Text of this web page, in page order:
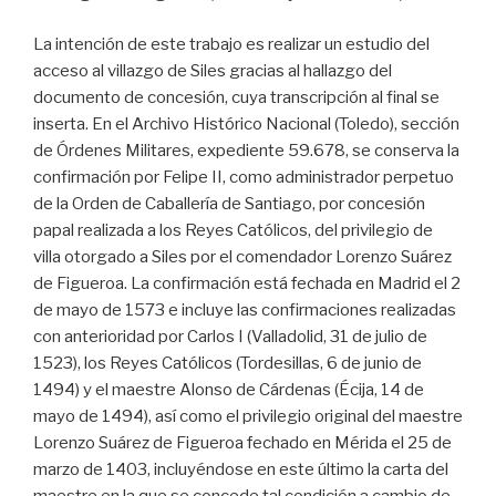
La intención de este trabajo es realizar un estudio del
acceso al villazgo de Siles gracias al hallazgo del
documento de concesión, cuya transcripción al final se
inserta. En el Archivo Histórico Nacional (Toledo), sección
de Órdenes Militares, expediente 59.678, se conserva la
confirmación por Felipe II, como administrador perpetuo
de la Orden de Caballería de Santiago, por concesión
papal realizada a los Reyes Católicos, del privilegio de
villa otorgado a Siles por el comendador Lorenzo Suárez
de Figueroa. La confirmación está fechada en Madrid el 2
de mayo de 1573 e incluye las confirmaciones realizadas
con anterioridad por Carlos I (Valladolid, 31 de julio de
1523), los Reyes Católicos (Tordesillas, 6 de junio de
1494) y el maestre Alonso de Cárdenas (Écija, 14 de
mayo de 1494), así como el privilegio original del maestre
Lorenzo Suárez de Figueroa fechado en Mérida el 25 de
marzo de 1403, incluyéndose en este último la carta del